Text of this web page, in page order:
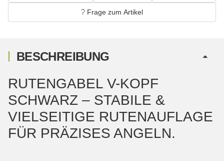
Frage zum Artikel
BESCHREIBUNG
RUTENGABEL V-KOPF
SCHWARZ – STABILE &
VIELSEITIGE RUTENAUFLAGE
FÜR PRÄZISES ANGELN.